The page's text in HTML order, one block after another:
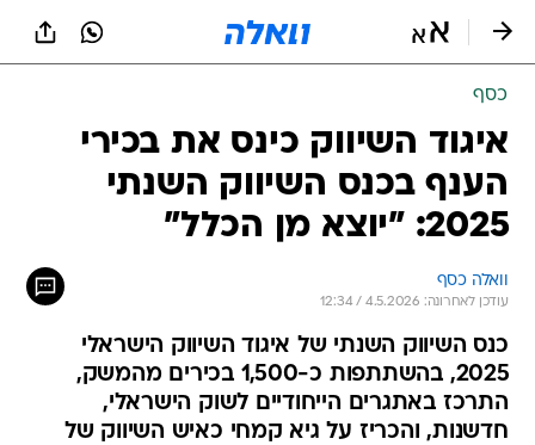
כסף
איגוד השיווק כינס את בכירי
הענף בכנס השיווק השנתי
2025: "יוצא מן הכלל"
וואלה כסף
עודכן לאחרונה: 4.5.2026 / 12:34
כנס השיווק השנתי של איגוד השיווק הישראלי
2025, בהשתתפות כ-1,500 בכירים מהמשק,
התרכז באתגרים הייחודיים לשוק הישראלי,
חדשנות, והכריז על גיא קמחי כאיש השיווק של